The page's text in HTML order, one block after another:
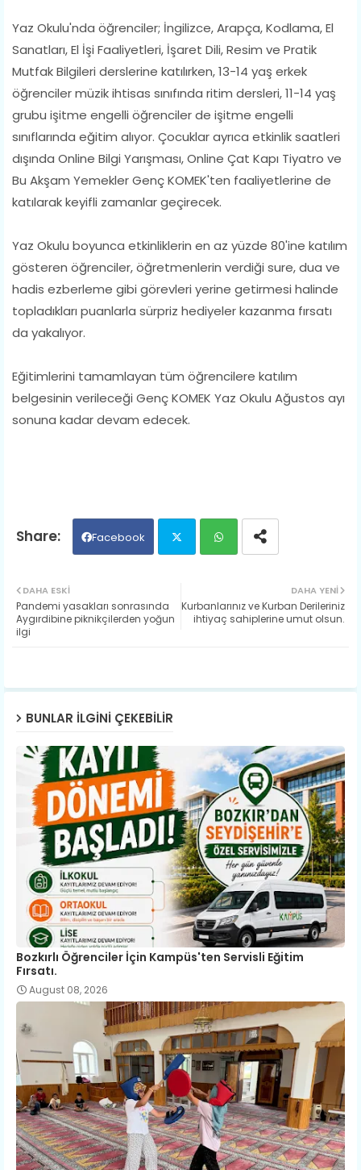
Yaz Okulu'nda öğrenciler; İngilizce, Arapça, Kodlama, El
Sanatları, El İşi Faaliyetleri, İşaret Dili, Resim ve Pratik
Mutfak Bilgileri derslerine katılırken, 13-14 yaş erkek
öğrenciler müzik ihtisas sınıfında ritim dersleri, 11-14 yaş
grubu işitme engelli öğrenciler de işitme engelli
sınıflarında eğitim alıyor. Çocuklar ayrıca etkinlik saatleri
dışında Online Bilgi Yarışması, Online Çat Kapı Tiyatro ve
Bu Akşam Yemekler Genç KOMEK'ten faaliyetlerine de
katılarak keyifli zamanlar geçirecek.
Yaz Okulu boyunca etkinliklerin en az yüzde 80'ine katılım
gösteren öğrenciler, öğretmenlerin verdiği sure, dua ve
hadis ezberleme gibi görevleri yerine getirmesi halinde
topladıkları puanlarla sürpriz hediyeler kazanma fırsatı
da yakalıyor.
Eğitimlerini tamamlayan tüm öğrencilere katılım
belgesinin verileceği Genç KOMEK Yaz Okulu Ağustos ayı
sonuna kadar devam edecek.
Facebook
ter ats
DAHA YENI
Kurbanlarınız ve Kurban Derileriniz
ihtiyaç sahiplerine umut olsun.
DAHA ESKI
Pandemi yasakları sonrasında
Aygırdibine piknikçilerden yoğun
ilgi
BUNLAR ILGINI ÇEKEBILIR
Bozkırlı Öğrenciler İçin Kampüs'ten Servisli Eğitim
Fırsatı.
August 08, 2026